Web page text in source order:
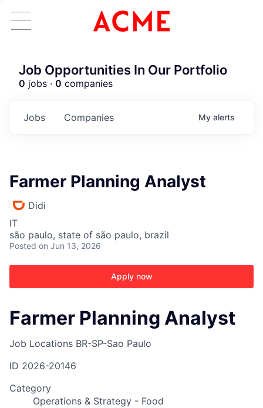
Job Opportunities In Our Portfolio
0 jobs · 0 companies
Jobs Companies My alerts
Farmer Planning Analyst
Didi
IT
são paulo, state of são paulo, brazil
Posted on Jun 13, 2026
Apply now
Farmer Planning Analyst
Job Locations BR-SP-Sao Paulo
ID 2026-20146
Category
Operations & Strategy - Food